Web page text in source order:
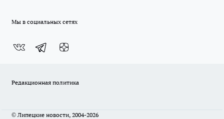
Мы в социальных сетях
Редакционная политика
© Липецкие новости, 2004-2026